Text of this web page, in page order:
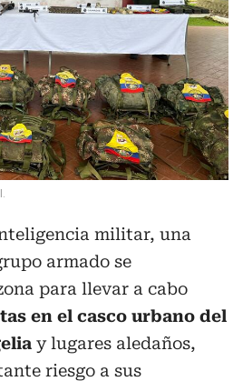
militar, una
armado se
para llevar a cabo
en el casco urbano del
y lugares aledaños,
riesgo a sus